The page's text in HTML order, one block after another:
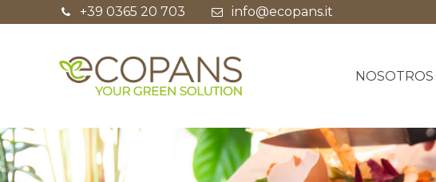
+39 0365 20 703 info@ecopans.it
NOSOTROS